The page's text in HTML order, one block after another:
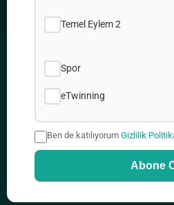
Temel Eylem 2
Spor
eTwinning
Ben de katılıyorum Gizlilik
Abone